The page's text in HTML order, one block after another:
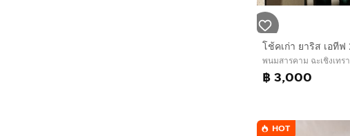
พนมสารคาม ฉะเชิงเทรา
฿ 3,000
HOT